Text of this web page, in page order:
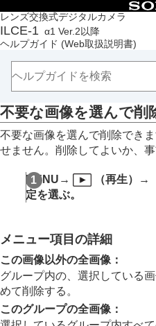
レンズ交換式デジタルカメラ
ILCE-1 α1 Ver.2以降
ヘルプガイド (Web取扱説明書)
目次
トップページ
ヘルプガイドの使いかた
本体と付属品を確認する
本機の基本操作
準備/基本的な撮影
MENU一覧から機能を探す
撮影機能を活用する
再生する
この章の目次
画像間をジャンプ移動す
送り設定）
撮影した画像を保護する
画像に情報を追加する
トリミング
動画から静止画を切り出
不要な画像を選んで削
不要な画像を選んで削除でき
せません。削除してよいか、
MENU → （再生）→
定を選ぶ。
メニュー項目の詳細
この画像以外の全画像 ：
グループ内の、選択している
めて削除する。
このグループの全画像 ：